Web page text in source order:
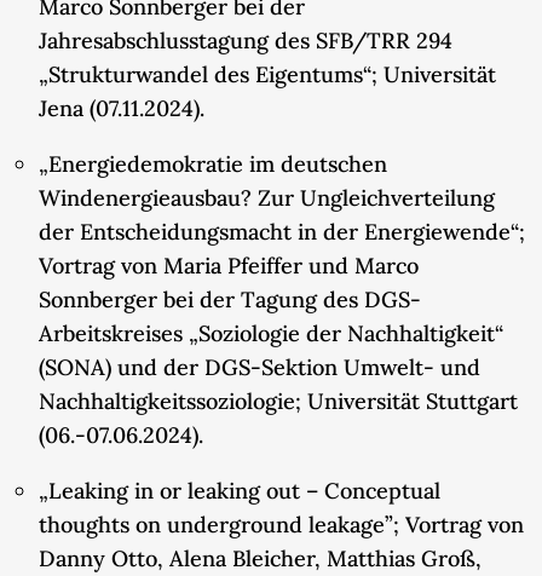
Marco Sonnberger bei der
Jahresabschlusstagung des SFB/TRR 294
„Strukturwandel des Eigentums“; Universität
Jena (07.11.2024).
„Energiedemokratie im deutschen
Windenergieausbau? Zur Ungleichverteilung
der Entscheidungsmacht in der Energiewende“;
Vortrag von Maria Pfeiffer und Marco
Sonnberger bei der Tagung des DGS-
Arbeitskreises „Soziologie der Nachhaltigkeit“
(SONA) und der DGS-Sektion Umwelt- und
Nachhaltigkeitssoziologie; Universität Stuttgart
(06.-07.06.2024).
„Leaking in or leaking out – Conceptual
thoughts on underground leakage”; Vortrag von
Danny Otto, Alena Bleicher, Matthias Groß,